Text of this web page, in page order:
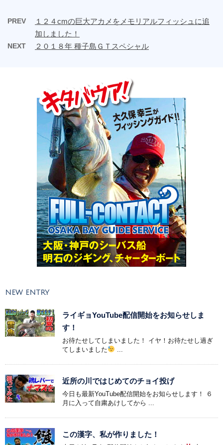
PREV
１２４cmの巨大アカメをメモリアルフィッシュに追
加しました！
NEXT ２０１８年 種子島ＧＴスペシャル
NEW ENTRY
ライギョYouTube配信開始をお知らせしま
す！
お待たせしてしまいました！ イヤ！お待たせし過ぎ
てしまいました
近所の川ではじめてのチョイ投げ
今日も最新YouTube配信開始をお知らせします！ ６
月に入って自粛あけしてから ...
この漢字、私が作りました！